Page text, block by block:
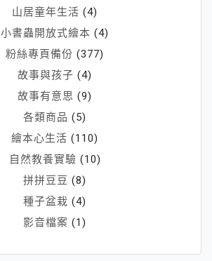
山居童年生活 (4)
小書蟲開放式繪本 (4)
粉絲專頁備份 (377)
故事與孩子 (4)
故事有意思 (9)
各類商品 (5)
繪本心生活 (110)
自然教養實驗 (10)
拼拼豆豆 (8)
種子盆栽 (4)
影音檔案 (1)